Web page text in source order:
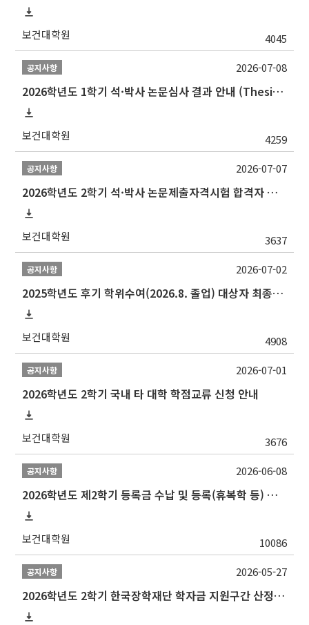
보건대학원 4045
공지사항
2026학년도 1학기 석·박사 논문심사 결과 안내 (Thesis Defense Result)
보건대학원 4259
2026-07-08
공지사항
2026학년도 2학기 석·박사 논문제출자격시험 합격자 공고(TSQ Exam Result)
보건대학원 3637
2026-07-07
공지사항
2025학년도 후기 학위수여(2026.8. 졸업) 대상자 최종인준 논문 제출 안내
보건대학원 4908
2026-07-02
공지사항
2026학년도 2학기 국내 타 대학 학점교류 신청 안내
보건대학원 3676
2026-07-01
공지사항
2026학년도 제2학기 등록금 수납 및 등록(휴복학 등) 일정 안내
보건대학원 10086
2026-06-08
공지사항
2026학년도 2학기 한국장학재단 학자금 지원구간 산정 신청 안내
2026-05-27